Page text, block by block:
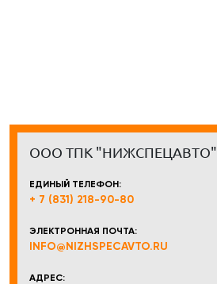
ООО ТПК "НИЖСПЕЦАВТО"
ЕДИНЫЙ ТЕЛЕФОН:
+ 7 (831) 218-90-80
ЭЛЕКТРОННАЯ ПОЧТА:
INFO@NIZHSPECAVTO.RU
АДРЕС: